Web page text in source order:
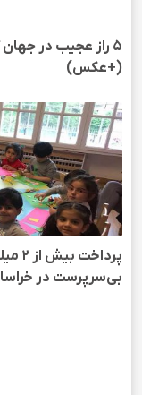
5 راز عجیب در
(+عکس)
بی‌سرپرست در